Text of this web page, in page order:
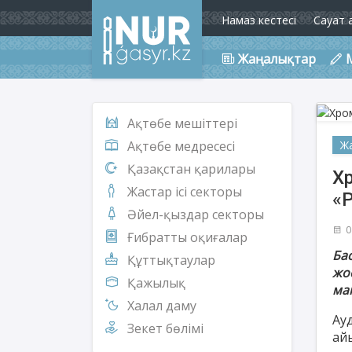
Намаз кестесі Сауат
Жаңалықтар
Ақтөбе мешіттері
Ақтөбе медресесі
Қазақстан қарилары
Жастар ісі секторы
Әйел-қыздар секторы
Ғибратты оқиғалар
Құттықтаулар
Қажылық
Халал даму
Зекет бөлімі